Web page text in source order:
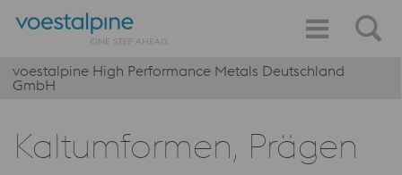
voestalpine High Performance Metals Deutschland
GmbH
Kaltumformen, Prägen